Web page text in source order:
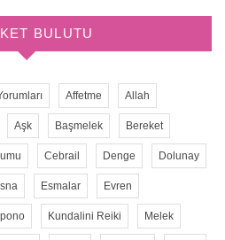
BULUTU
Affetme Allah
Aşk Başmelek Bereket
Cebrail Denge Dolunay
Esmalar Evren
Kundalini Reiki Melek